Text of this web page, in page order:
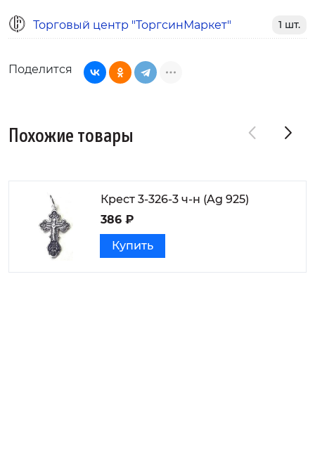
Торговый центр "ТоргсинМаркет" 1 шт.
Поделится
Похожие товары
Крест 3-326-3 ч-н (Ag 925)
386 ₽
Купить